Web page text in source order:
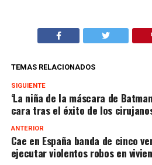
TEMAS RELACIONADOS
SIGUIENTE
‘La niña de la máscara de
cara tras el éxito de los
ANTERIOR
Cae en España banda de cinco
ejecutar violentos robos en